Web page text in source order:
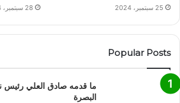
25 سبتمبر، 2024 28 سبتمبر، 2024
Popular Posts
ما قدمه صادق العلي رئيس
البصرة